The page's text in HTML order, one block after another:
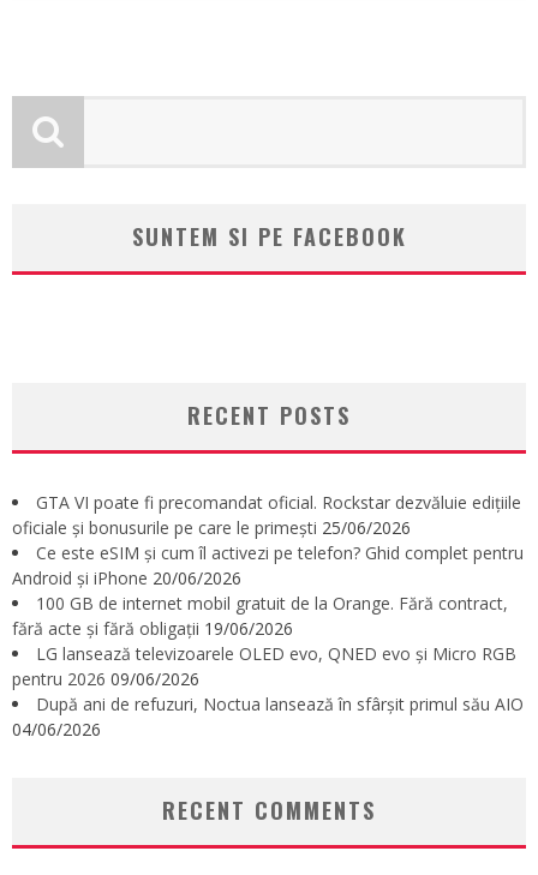
SUNTEM SI PE FACEBOOK
RECENT POSTS
GTA VI poate fi precomandat oficial. Rockstar dezvăluie edițiile
oficiale și bonusurile pe care le primești 25/06/2026
Ce este eSIM și cum îl activezi pe telefon? Ghid complet pentru
Android și iPhone 20/06/2026
100 GB de internet mobil gratuit de la Orange. Fără contract,
fără acte și fără obligații 19/06/2026
LG lansează televizoarele OLED evo, QNED evo și Micro RGB
pentru 2026 09/06/2026
După ani de refuzuri, Noctua lansează în sfârșit primul său AIO
04/06/2026
RECENT COMMENTS